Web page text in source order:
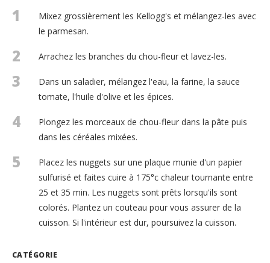
1
Mixez grossièrement les Kellogg's et mélangez-les avec
le parmesan.
2 Arrachez les branches du chou-fleur et lavez-les.
3
Dans un saladier, mélangez l'eau, la farine, la sauce
tomate, l'huile d'olive et les épices.
4
Plongez les morceaux de chou-fleur dans la pâte puis
dans les céréales mixées.
5
Placez les nuggets sur une plaque munie d'un papier
sulfurisé et faites cuire à 175°c chaleur tournante entre
25 et 35 min. Les nuggets sont prêts lorsqu'ils sont
colorés. Plantez un couteau pour vous assurer de la
cuisson. Si l'intérieur est dur, poursuivez la cuisson.
CATÉGORIE